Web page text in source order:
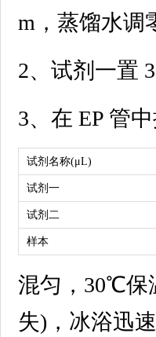
m，蒸馏水调
2、试剂一置
3、在 EP 管
试剂名称(μL)
试剂一
试剂二
样本
混匀，30℃保
失)，冰浴迅